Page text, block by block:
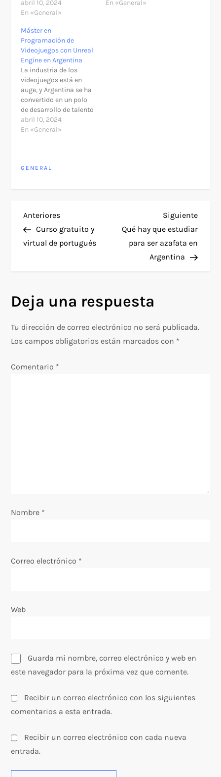
abril 10, 2024
En «General»
En «General»
Máster en
Programación de
Videojuegos con Unreal
Engine en Argentina
La industria de los
videojuegos está en
auge, y Argentina se ha
convertido en un polo
de desarrollo de talento
creativo y técnico en
este campo. El Máster
oportunidad de
herramienta…
abril 10, 2024
En «General»
GENERAL
N
a
g
a
n
r
d
s
Entrada
anterior
Anteriores
Curso gratuito y
virtual de portugués
Siguiente
Qué hay que estudiar
para ser azafata en
Argentina
Deja una respuesta
Tu dirección de correo electrónico no será publicada.
Los campos obligatorios están marcados con *
Comentario *
Nombre *
Correo electrónico *
Web
Guarda mi nombre, correo electrónico y web en
este navegador para la próxima vez que comente.
Recibir un correo electrónico con los siguientes
comentarios a esta entrada.
Recibir un correo electrónico con cada nueva
entrada.